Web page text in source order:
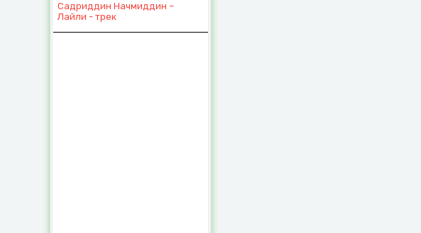
Садриддин Начмиддин –
Лайли - трек